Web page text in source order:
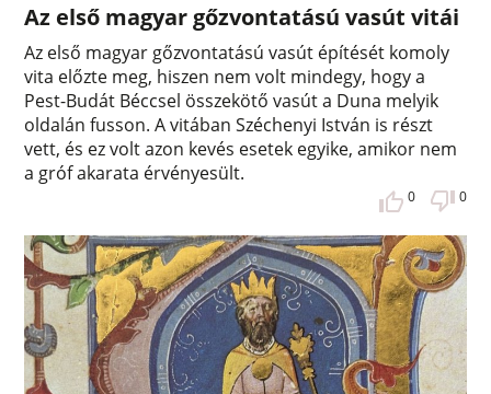
Az első magyar gőzvontatású vasút vitái
Az első magyar gőzvontatású vasút építését komoly
vita előzte meg, hiszen nem volt mindegy, hogy a
Pest-Budát Béccsel összekötő vasút a Duna melyik
oldalán fusson. A vitában Széchenyi István is részt
vett, és ez volt azon kevés esetek egyike, amikor nem
a gróf akarata érvényesült.
0 0